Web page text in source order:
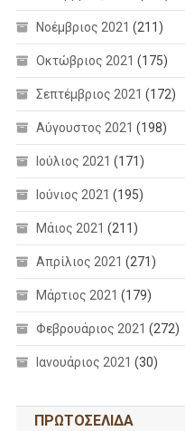
Νοέμβριος 2021 (211)
Οκτώβριος 2021 (175)
Σεπτέμβριος 2021 (172)
Αύγουστος 2021 (198)
Ιούλιος 2021 (171)
Ιούνιος 2021 (195)
Μάιος 2021 (211)
Απρίλιος 2021 (271)
Μάρτιος 2021 (179)
Φεβρουάριος 2021 (272)
Ιανουάριος 2021 (30)
ΠΡΩΤΟΣΕΛΙΔΑ